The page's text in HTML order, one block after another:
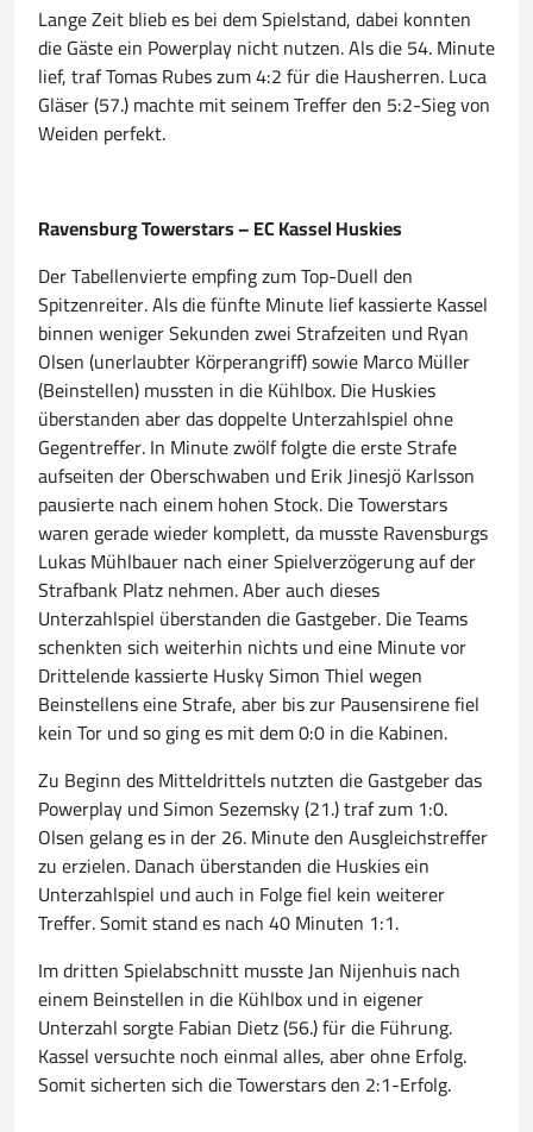
Lange Zeit blieb es bei dem Spielstand, dabei konnten
die Gäste ein Powerplay nicht nutzen. Als die 54. Minute
lief, traf Tomas Rubes zum 4:2 für die Hausherren. Luca
Gläser (57.) machte mit seinem Treffer den 5:2-Sieg von
Weiden perfekt.
Ravensburg Towerstars – EC Kassel Huskies
Der Tabellenvierte empfing zum Top-Duell den
Spitzenreiter. Als die fünfte Minute lief kassierte Kassel
binnen weniger Sekunden zwei Strafzeiten und Ryan
Olsen (unerlaubter Körperangriff) sowie Marco Müller
(Beinstellen) mussten in die Kühlbox. Die Huskies
überstanden aber das doppelte Unterzahlspiel ohne
Gegentreffer. In Minute zwölf folgte die erste Strafe
aufseiten der Oberschwaben und Erik Jinesjö Karlsson
pausierte nach einem hohen Stock. Die Towerstars
waren gerade wieder komplett, da musste Ravensburgs
Lukas Mühlbauer nach einer Spielverzögerung auf der
Strafbank Platz nehmen. Aber auch dieses
Unterzahlspiel überstanden die Gastgeber. Die Teams
schenkten sich weiterhin nichts und eine Minute vor
Drittelende kassierte Husky Simon Thiel wegen
Beinstellens eine Strafe, aber bis zur Pausensirene fiel
kein Tor und so ging es mit dem 0:0 in die Kabinen.
Zu Beginn des Mitteldrittels nutzten die Gastgeber das
Powerplay und Simon Sezemsky (21.) traf zum 1:0.
Olsen gelang es in der 26. Minute den Ausgleichstreffer
zu erzielen. Danach überstanden die Huskies ein
Unterzahlspiel und auch in Folge fiel kein weiterer
Treffer. Somit stand es nach 40 Minuten 1:1.
Im dritten Spielabschnitt musste Jan Nijenhuis nach
einem Beinstellen in die Kühlbox und in eigener
Unterzahl sorgte Fabian Dietz (56.) für die Führung.
Kassel versuchte noch einmal alles, aber ohne Erfolg.
Somit sicherten sich die Towerstars den 2:1-Erfolg.